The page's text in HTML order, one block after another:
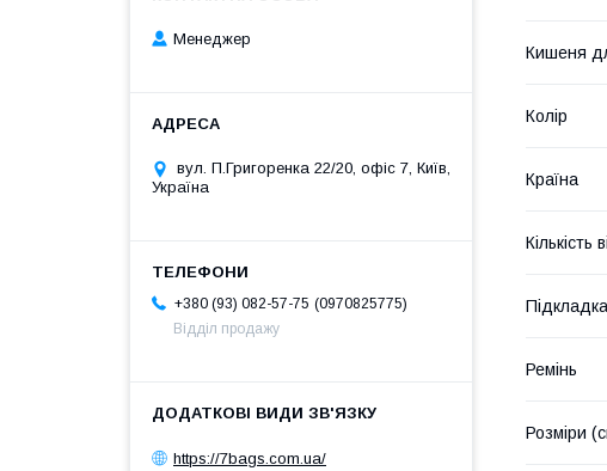
Кишеня
Колір
Країна
Кількість
Підкладка
Ремінь
Розміри
Менеджер
вул. П.Григоренка 22/20, офіс 7, Київ,
Україна
+380 (93) 082-57-75
0970825775
Відділ продажу
https://7bags.com.ua/